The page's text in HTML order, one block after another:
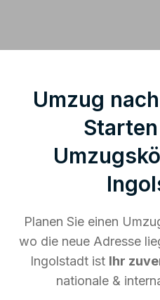
Umzug
Planen Sie einen
wo die neue Adresse
Ingolstadt ist Ihr
nationale &